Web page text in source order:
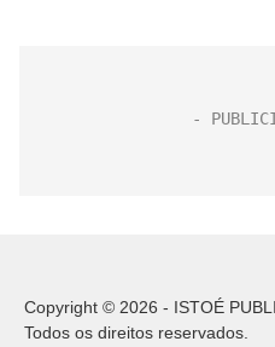
Copyright © 2026 - ISTOÉ
Todos os direitos reservados.